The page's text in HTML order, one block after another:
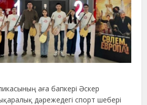
аға бапкері Әскер
дәрежедегі спорт шебері